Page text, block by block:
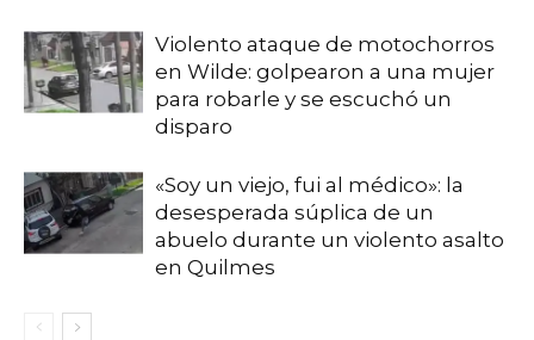
Violento ataque de motochorros
en Wilde: golpearon a una mujer
para robarle y se escuchó un
disparo
«Soy un viejo, fui al médico»: la
desesperada súplica de un
abuelo durante un violento asalto
en Quilmes